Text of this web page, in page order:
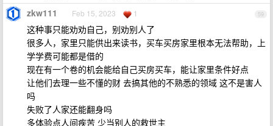
59
zkw111 Feb 15, 2023 1
这种事只能劝劝自己，别劝别人了
很多人，家里只能供出来读书，买车买房家里根本无法帮助，上
学学费可能都是借的
现在有一个卷的机会能给自己买房买车，能让家里条件好点
让他们去理一些不懂的财 去搞其他的不熟悉的领域 这不是害人
吗
失败了人家还能翻身吗
多体验点人间疾苦 少当别人的救世主